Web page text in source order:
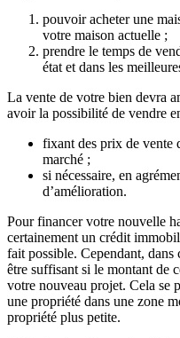
pouvoir acheter une
votre maison actuelle ;
prendre le temps de
état et dans les
La vente de votre bien devra
avoir la possibilité de vendre
fixant des prix de vente
marché ;
si nécessaire, en
d’amélioration.
Pour financer votre nouvelle
certainement un crédit
fait possible. Cependant, dans
être suffisant si le montant de
votre nouveau projet. Cela se
une propriété dans une zone
propriété plus petite.